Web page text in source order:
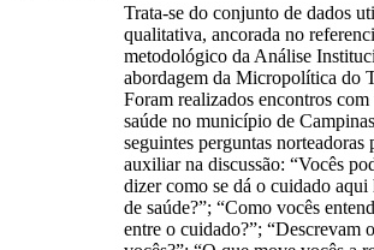
Trata-se do conjunto de dados
qualitativa, ancorada no
metodológico da Análise
abordagem da Micropolítica do
Foram realizados encontros com
saúde no município de
seguintes perguntas norteadoras
auxiliar na discussão: “Vocês
dizer como se dá o cuidado aqui
de saúde?”; “Como vocês
entre o cuidado?”; “Descrevam